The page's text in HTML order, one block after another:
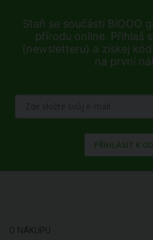
Staň se součástí BiOOO
přírodu online. Přihlaš
(newsletteru) a získej
na první
PŘIHLÁSIT K
O NÁKUPU